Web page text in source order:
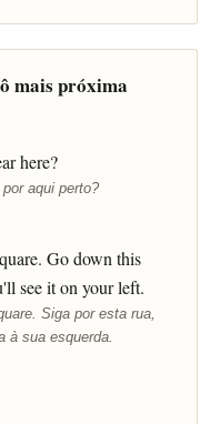
mais próxima
here?
aqui perto?
Go down this
see it on your left.
Siga por esta rua,
à sua esquerda.